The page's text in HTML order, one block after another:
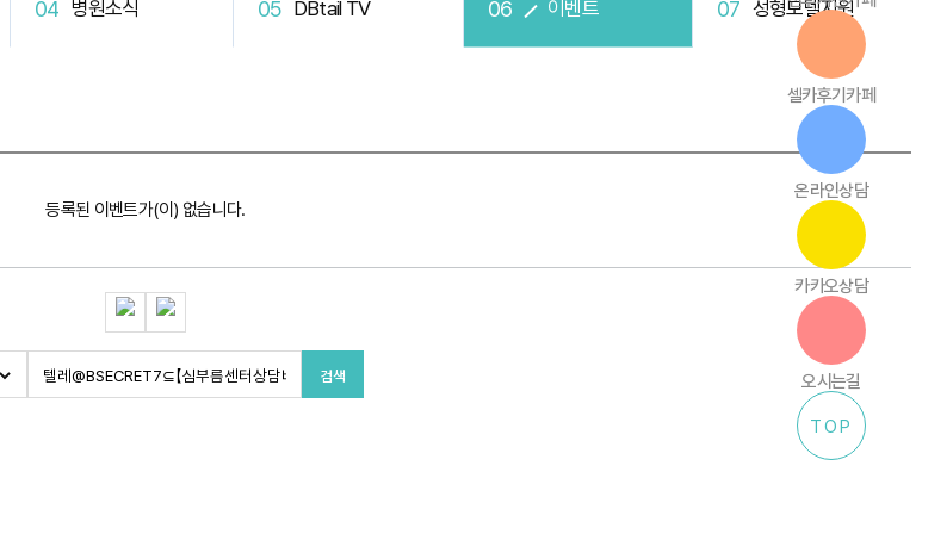
병원소식 DBtail TV 이벤트 성형모델지원
등록된 이벤트가(이) 없습니다.
검색
셀카후기카페
온라인상담
카카오상담
오시는길
TOP